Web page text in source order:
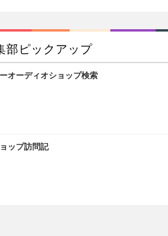
部ピックアップ
オーディオショップ検索
ップ訪問記